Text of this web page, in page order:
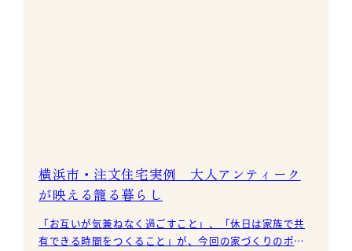
横浜市・注文住宅実例 大人アンティーク
が映える籠る暮らし
「お互いが気兼ねなく過ごすこと」、「休日は家族で共
有できる時間をつくること」が、今回の家づくりのポイ